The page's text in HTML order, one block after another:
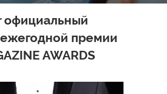
официальный
премии
AWARDS